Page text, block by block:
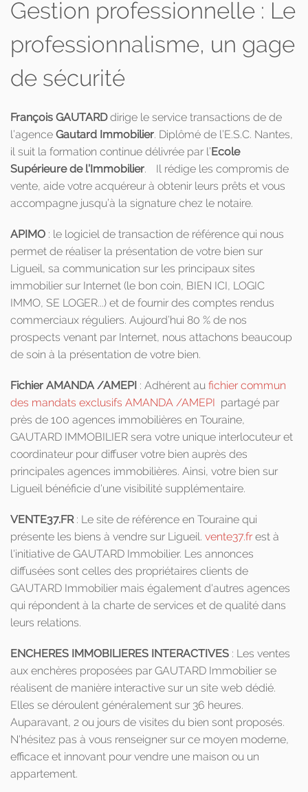
Gestion professionnelle : Le
professionnalisme, un gage
de sécurité
François GAUTARDdirige le service transactions de de
l’agence Gautard Immobilier. Diplômé de l’E.S.C. Nantes,
il suit la formation continue délivrée par l’Ecole
Supérieure de l’Immobilier. Il rédige les compromis de
vente, aide votre acquéreur à obtenir leurs prêts et vous
accompagne jusqu’à la signature chez le notaire.
APIMO : le logiciel de transaction de référence qui nous
permet de réaliser la présentation de votre bien sur
Ligueil, sa communication sur les principaux sites
immobilier sur Internet (le bon coin, BIEN ICI, LOGIC
IMMO, SE LOGER...) et de fournir des comptes rendus
commerciaux réguliers. Aujourd’hui 80 % de nos
prospects venant par Internet, nous attachons beaucoup
de soin à la présentation de votre bien.
Fichier AMANDA /AMEPI : Adhérent au fichier commun
des mandats exclusifs AMANDA /AMEPI partagé par
près de 100 agences immobilières en Touraine,
GAUTARD IMMOBILIER sera votre unique interlocuteur et
coordinateur pour diffuser votre bien auprès des
principales agences immobilières. Ainsi, votre bien sur
Ligueil bénéficie d'une visibilité supplémentaire.
VENTE37.FR: Le site de référence en Touraine qui
présente les biens à vendre sur Ligueil. vente37.fr est à
l'initiative de GAUTARD Immobilier. Les annonces
diffusées sont celles des propriétaires clients de
GAUTARD Immobilier mais également d'autres agences
qui répondent à la charte de services et de qualité dans
leurs relations.
ENCHERES IMMOBILIERES INTERACTIVES : Les ventes
aux enchères proposées par GAUTARD Immobilier se
réalisent de manière interactive sur un site web dédié.
Elles se déroulent généralement sur 36 heures.
Auparavant, 2 ou jours de visites du bien sont proposés.
N'hésitez pas à vous renseigner sur ce moyen moderne,
efficace et innovant pour vendre une maison ou un
appartement.